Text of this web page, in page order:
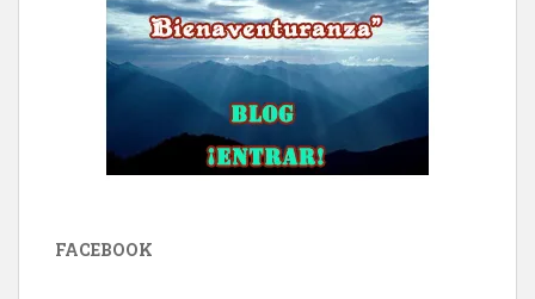
FACEBOOK